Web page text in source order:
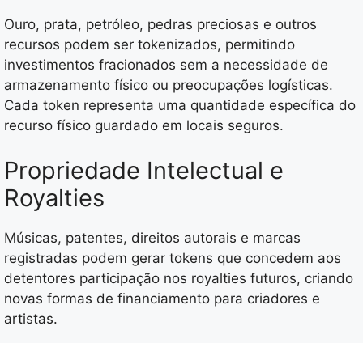
Ouro, prata, petróleo, pedras preciosas e outros
recursos podem ser tokenizados, permitindo
investimentos fracionados sem a necessidade de
armazenamento físico ou preocupações logísticas.
Cada token representa uma quantidade específica do
recurso físico guardado em locais seguros.
Propriedade Intelectual e
Royalties
Músicas, patentes, direitos autorais e marcas
registradas podem gerar tokens que concedem aos
detentores participação nos royalties futuros, criando
novas formas de financiamento para criadores e
artistas.